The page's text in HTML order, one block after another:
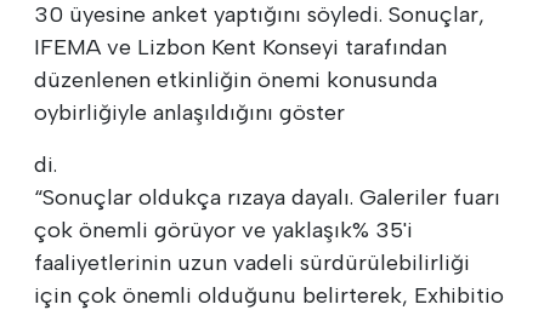
30 üyesine anket yaptığını söyledi. Sonuçlar,
IFEMA ve Lizbon Kent Konseyi tarafından
düzenlenen etkinliğin önemi konusunda
oybirliğiyle anlaşıldığını göster
di.
“Sonuçlar oldukça rızaya dayalı. Galeriler fuarı
çok önemli görüyor ve yaklaşık% 35'i
faaliyetlerinin uzun vadeli sürdürülebilirliği
için çok önemli olduğunu belirterek, Exhibitio